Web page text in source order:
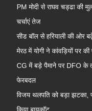
PM मोदी से राघव चड्ढा की
चर्चाएं तेज
सीड बॉल से हरियाली की ओर बढ़े
मेरठ में योगी ने कांवड़ियों पर
CG में बड़े पैमाने पर DFO के
फेरबदल
विजय थलपति को बड़ा झटका,
किया बायकॉट